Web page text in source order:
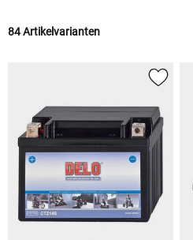
84 Artikelvarianten